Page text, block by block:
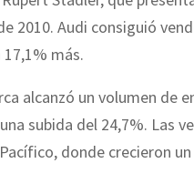
2010. Audi consiguió
más.
alcanzó un volumen de
subida del 24,7%. Las
donde crecieron